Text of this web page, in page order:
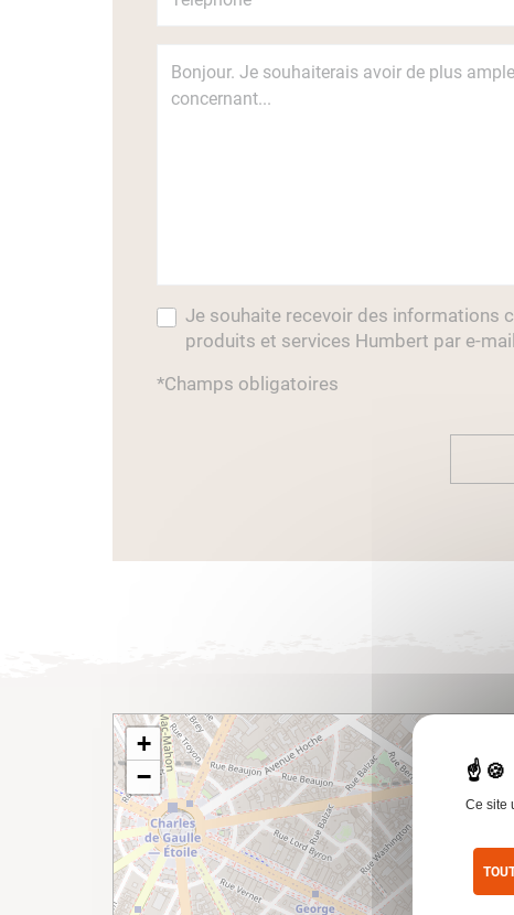
Je souhaite recevoir des informations
produits et services Humbert par e-
*Champs obligatoires
+
−
Ce site